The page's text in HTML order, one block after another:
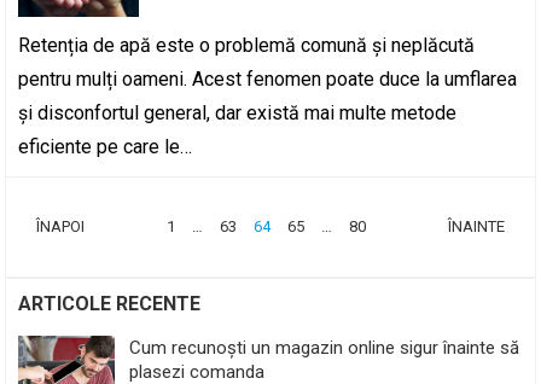
Retenția de apă este o problemă comună și neplăcută
pentru mulți oameni. Acest fenomen poate duce la umflarea
și disconfortul general, dar există mai multe metode
eficiente pe care le…
PAGINAȚIE
ÎNAPOI 1 … 63 64 65 … 80 ÎNAINTE
ARTICOLE RECENTE
Cum recunoști un magazin online sigur înainte să
plasezi comanda